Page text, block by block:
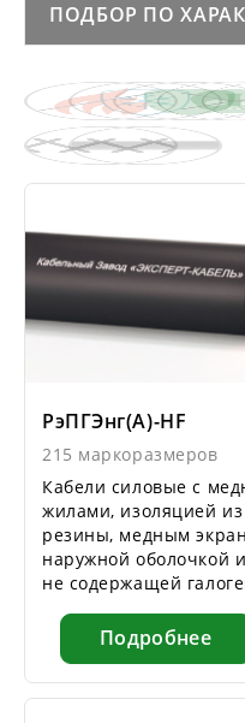
ПОДБОР ПО
РэПГЭнг(А)-HF
215 маркоразмеров
Кабели силовые с
жилами, изоляцией
резины, медным
наружной оболочкой
не содержащей
Подробнее